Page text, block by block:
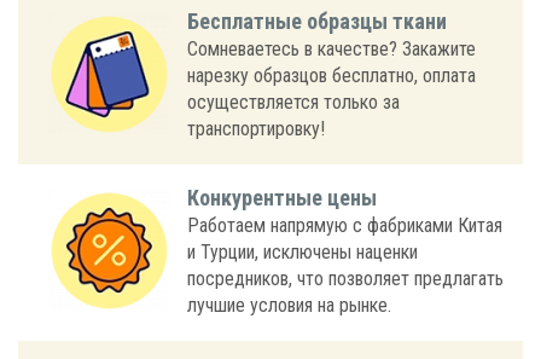
Бесплатные образцы ткани
Сомневаетесь в качестве? Закажите
нарезку образцов бесплатно, оплата
осуществляется только за
транспортировку!
Конкурентные цены
Работаем напрямую с фабриками Китая
и Турции, исключены наценки
посредников, что позволяет предлагать
лучшие условия на рынке.